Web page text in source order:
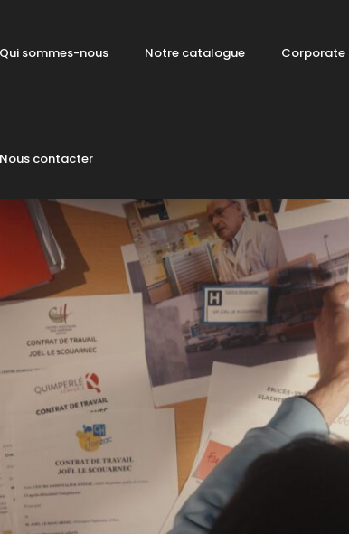
Qui sommes-nous Notre catalogue Corporate
Nous contacter